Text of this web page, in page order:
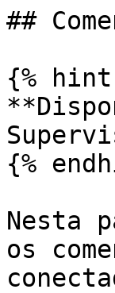
##
{%
{%
Nesta
os